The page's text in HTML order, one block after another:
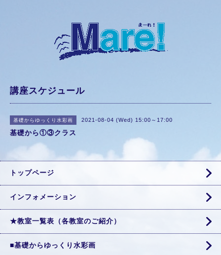
講座スケジュール
基礎からゆっくり水彩画 2021-08-04 (Wed) 15:00～17:00
基礎から①③クラス
トップページ
インフォメーション
★教室一覧表（各教室のご紹介）
■基礎からゆっくり水彩画